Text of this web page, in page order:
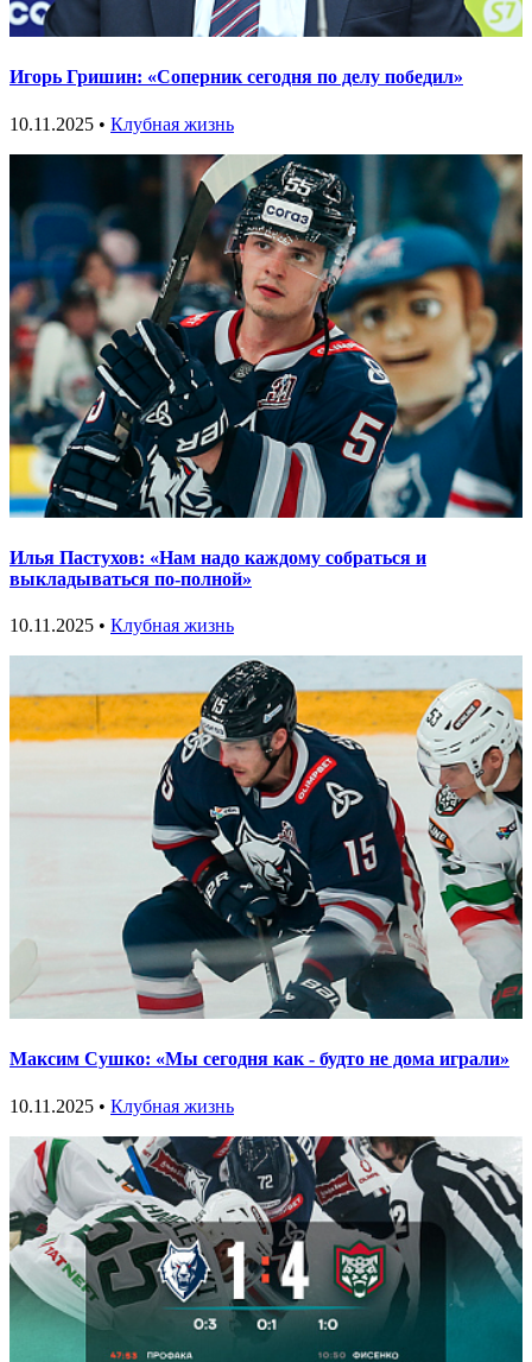
Игорь Гришин: «Соперник сегодня по делу победил»
10.11.2025 • Клубная жизнь
Илья Пастухов: «Нам надо каждому собраться и
выкладываться по-полной»
10.11.2025 • Клубная жизнь
Максим Сушко: «Мы сегодня как - будто не дома играли»
10.11.2025 • Клубная жизнь